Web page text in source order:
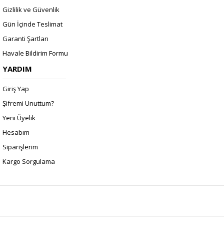
Gizlilik ve Güvenlik
Gün İçinde Teslimat
Garanti Şartları
Havale Bildirim Formu
YARDIM
Giriş Yap
Şifremi Unuttum?
Yeni Üyelik
Hesabım
Siparişlerim
Kargo Sorgulama